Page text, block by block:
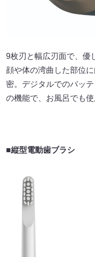
9枚刃と幅広刃面で、優
顔や体の湾曲した部位
密。デジタルでのバッ
の機能で、お風呂でも
■縦型電動歯ブラシ